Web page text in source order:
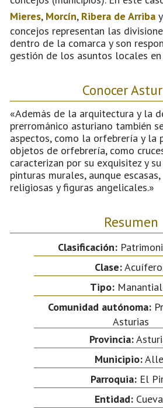
Mieres, Morcín, Ribera de Arriba y
concejos representan las
dentro de la comarca y son
gestión de los asuntos locales en
Conocer
«Además de la arquitectura y la
prerrománico asturiano también
aspectos, como la orfebrería y la
objetos de orfebrería, como
caracterizan por su exquisitez y
pinturas murales, aunque
religiosas y figuras angelicales.»
Resumen
Clasificación:
Clase:
Tipo:
Comunidad autónoma:
Asturias
Provincia:
Municipio:
Parroquia:El
Entidad: